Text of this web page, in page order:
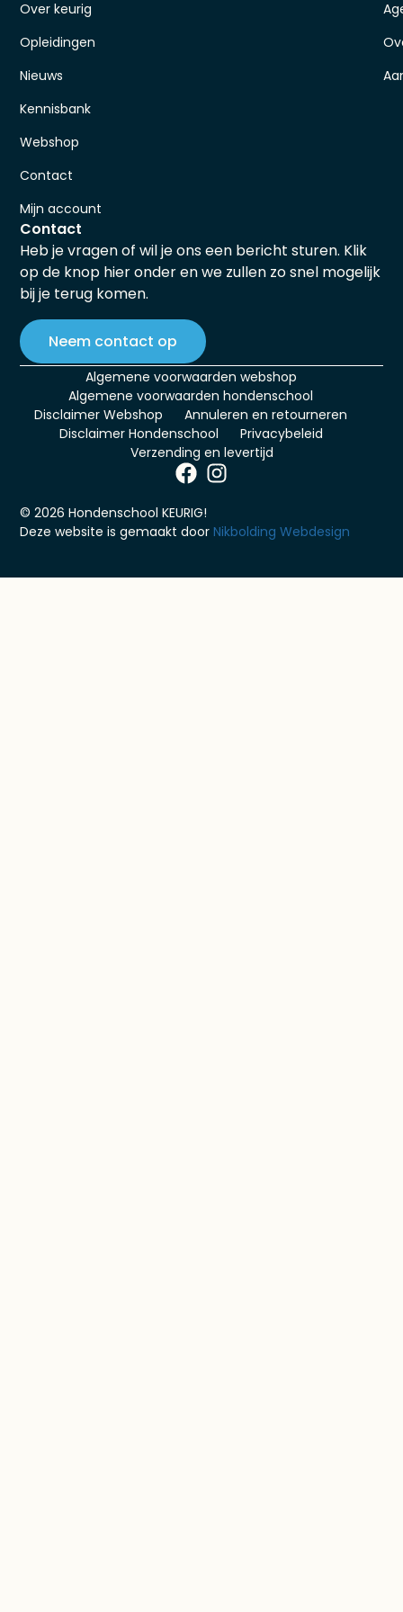
Over keurig
Opleidingen
Nieuws
Kennisbank
Webshop
Contact
Mijn account
Contact
Heb je vragen of wil je ons een bericht sturen. Klik
op de knop hier onder en we zullen zo snel mogelijk
bij je terug komen.
Neem contact op
Algemene voorwaarden webshop
Algemene voorwaarden hondenschool
Disclaimer Webshop
Annuleren en retourneren
Disclaimer Hondenschool
Privacybeleid
Verzending en levertijd
© 2026 Hondenschool KEURIG!
Deze website is gemaakt doorNikbolding Webdesign